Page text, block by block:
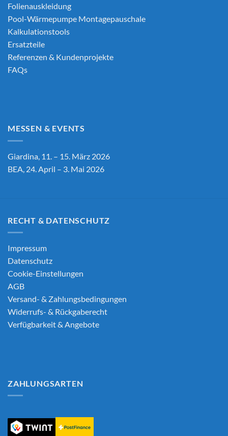
Folienauskleidung
Pool-Wärmepumpe Montagepauschale
Kalkulationstools
Ersatzteile
Referenzen & Kundenprojekte
FAQs
MESSEN & EVENTS
Giardina, 11. – 15. März 2026
BEA, 24. April – 3. Mai 2026
RECHT & DATENSCHUTZ
Impressum
Datenschutz
Cookie-Einstellungen
AGB
Versand- & Zahlungsbedingungen
Widerrufs- & Rückgaberecht
Verfügbarkeit & Angebote
ZAHLUNGSARTEN